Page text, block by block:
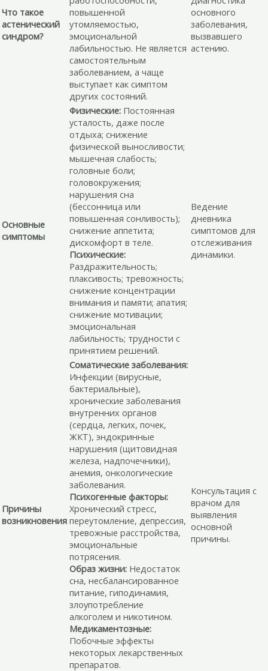
Что такое
астенический
синдром?
повышенной
утомляемостью,
эмоциональной
лабильностью. Не является
самостоятельным
заболеванием, а чаще
выступает как симптом
других состояний.
основного
заболевания,
вызвавшего
астению.
Основные
симптомы
Физические: Постоянная
усталость, даже после
отдыха; снижение
физической выносливости;
мышечная слабость;
головные боли;
головокружения;
нарушения сна
(бессонница или
повышенная сонливость);
снижение аппетита;
дискомфорт в теле.
Психические:
Раздражительность;
плаксивость; тревожность;
снижение концентрации
внимания и памяти; апатия;
снижение мотивации;
эмоциональная
лабильность; трудности с
принятием решений.
Ведение
дневника
симптомов для
отслеживания
динамики.
Причины
возникновения
Соматические заболевания:
Инфекции (вирусные,
бактериальные),
хронические заболевания
внутренних органов
(сердца, легких, почек,
ЖКТ), эндокринные
нарушения (щитовидная
железа, надпочечники),
анемия, онкологические
заболевания.
Психогенные факторы:
Хронический стресс,
переутомление, депрессия,
тревожные расстройства,
эмоциональные
потрясения.
Образ жизни: Недостаток
сна, несбалансированное
питание, гиподинамия,
злоупотребление
алкоголем и никотином.
Медикаментозные:
Побочные эффекты
некоторых лекарственных
препаратов.
Консультация с
врачом для
выявления
основной
причины.